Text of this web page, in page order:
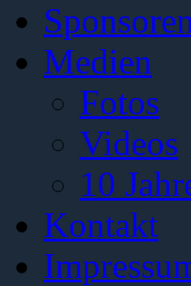
Medien
Fotos
Videos
10
Kontakt